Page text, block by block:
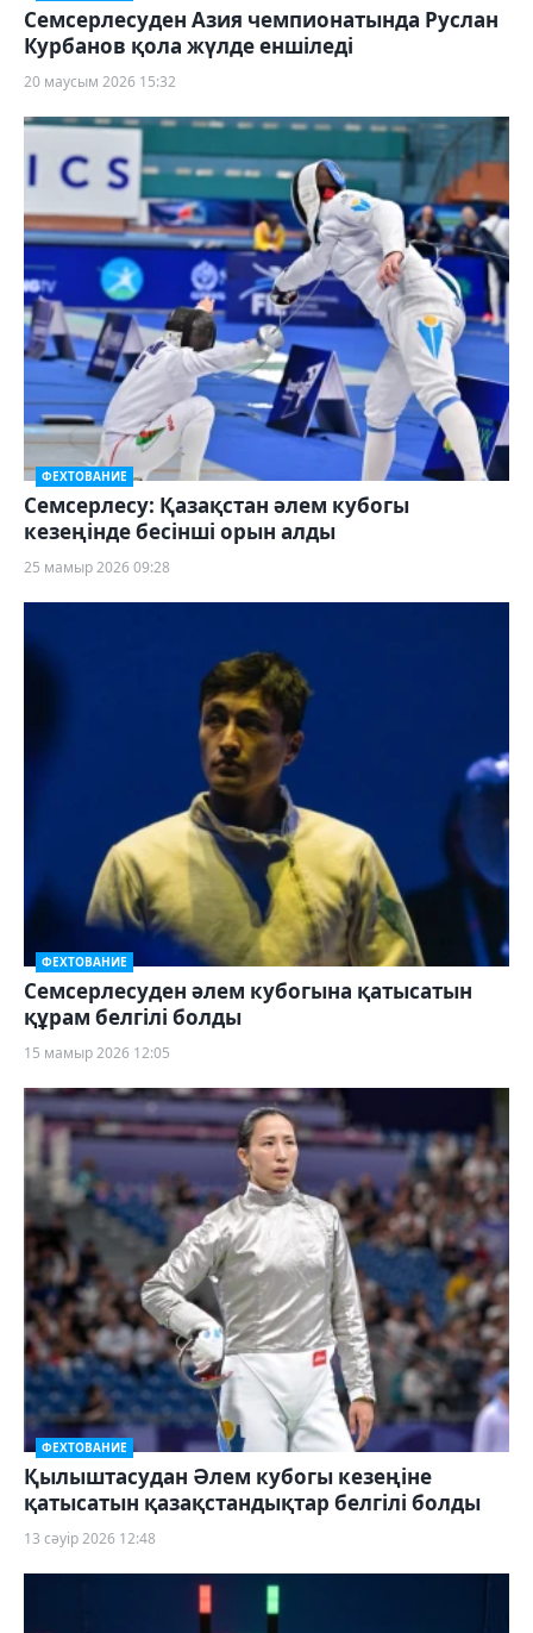
Семсерлесуден Азия чемпионатында Руслан
Курбанов қола жүлде еншіледі
20 маусым 2026 15:32
ФЕХТОВАНИЕ
Семсерлесу: Қазақстан әлем кубогы
кезеңінде бесінші орын алды
25 мамыр 2026 09:28
ФЕХТОВАНИЕ
Семсерлесуден әлем кубогына қатысатын
құрам белгілі болды
15 мамыр 2026 12:05
ФЕХТОВАНИЕ
Қылыштасудан Әлем кубогы кезеңіне
қатысатын қазақстандықтар белгілі болды
13 сәуір 2026 12:48